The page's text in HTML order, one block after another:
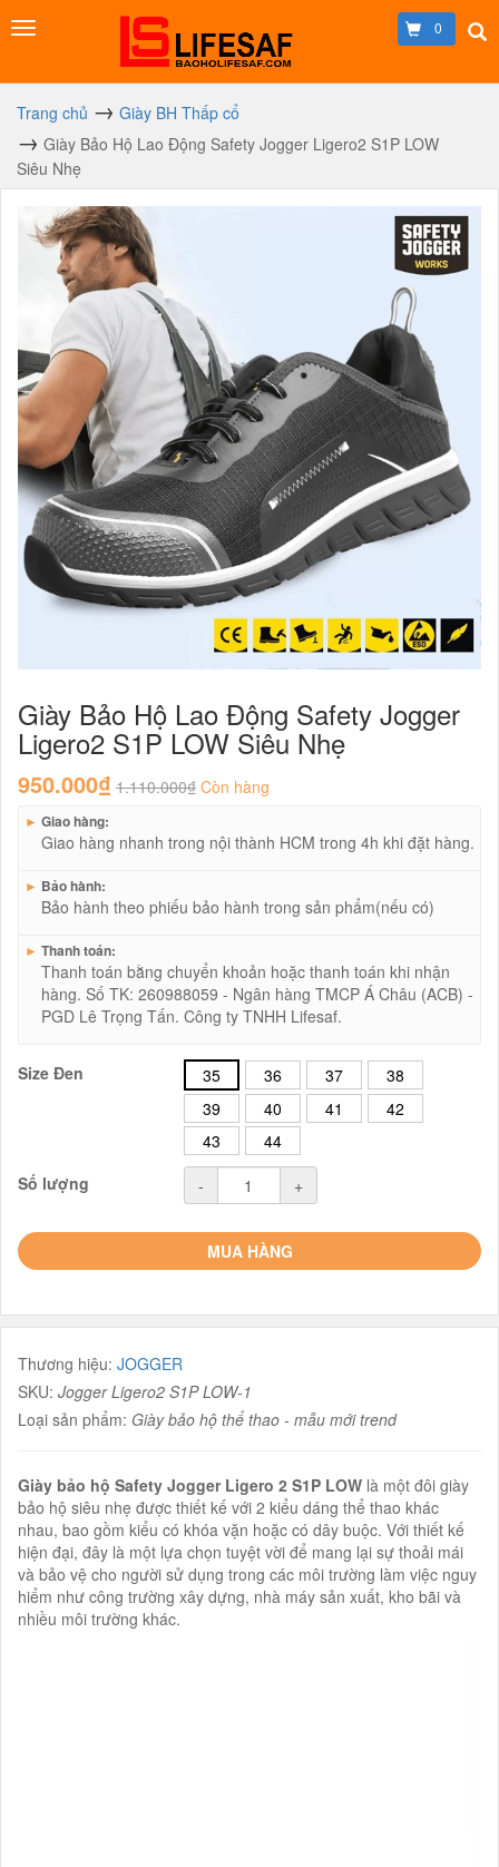
0
Trang chủ
Giày BH Thấp cổ
Giày Bảo Hộ Lao Động Safety Jogger Ligero2 S1P LOW
Siêu Nhẹ
Giày Bảo Hộ Lao Động Safety Jogger
Ligero2 S1P LOW Siêu Nhẹ
950.000₫ 1.110.000₫ Còn hàng
► Giao hàng:
Giao hàng nhanh trong nội thành HCM trong 4h khi đặt hàng.
► Bảo hành:
Bảo hành theo phiếu bảo hành trong sản phẩm(nếu có)
► Thanh toán:
Thanh toán bằng chuyển khoản hoặc thanh toán khi nhận
hàng. Số TK: 260988059 - Ngân hàng TMCP Á Châu (ACB) -
PGD Lê Trọng Tấn. Công ty TNHH Lifesaf.
Size Đen 35 36 37
38
39
40 41
42
43
44
Số lượng
- +
MUA HÀNG
Thương hiệu: JOGGER
SKU: Jogger Ligero2 S1P LOW-1
Loại sản phẩm: Giày bảo hộ thể thao - mẫu mới trend
Giày bảo hộ Safety Jogger Ligero 2 S1P LOW là một đôi giày
bảo hộ siêu nhẹ được thiết kế với 2 kiểu dáng thể thao khác
nhau, bao gồm kiểu có khóa vặn hoặc có dây buộc. Với thiết kế
hiện đại, đây là một lựa chọn tuyệt vời để mang lại sự thoải mái
và bảo vệ cho người sử dụng trong các môi trường làm việc nguy
hiểm như công trường xây dựng, nhà máy sản xuất, kho bãi và
nhiều môi trường khác.